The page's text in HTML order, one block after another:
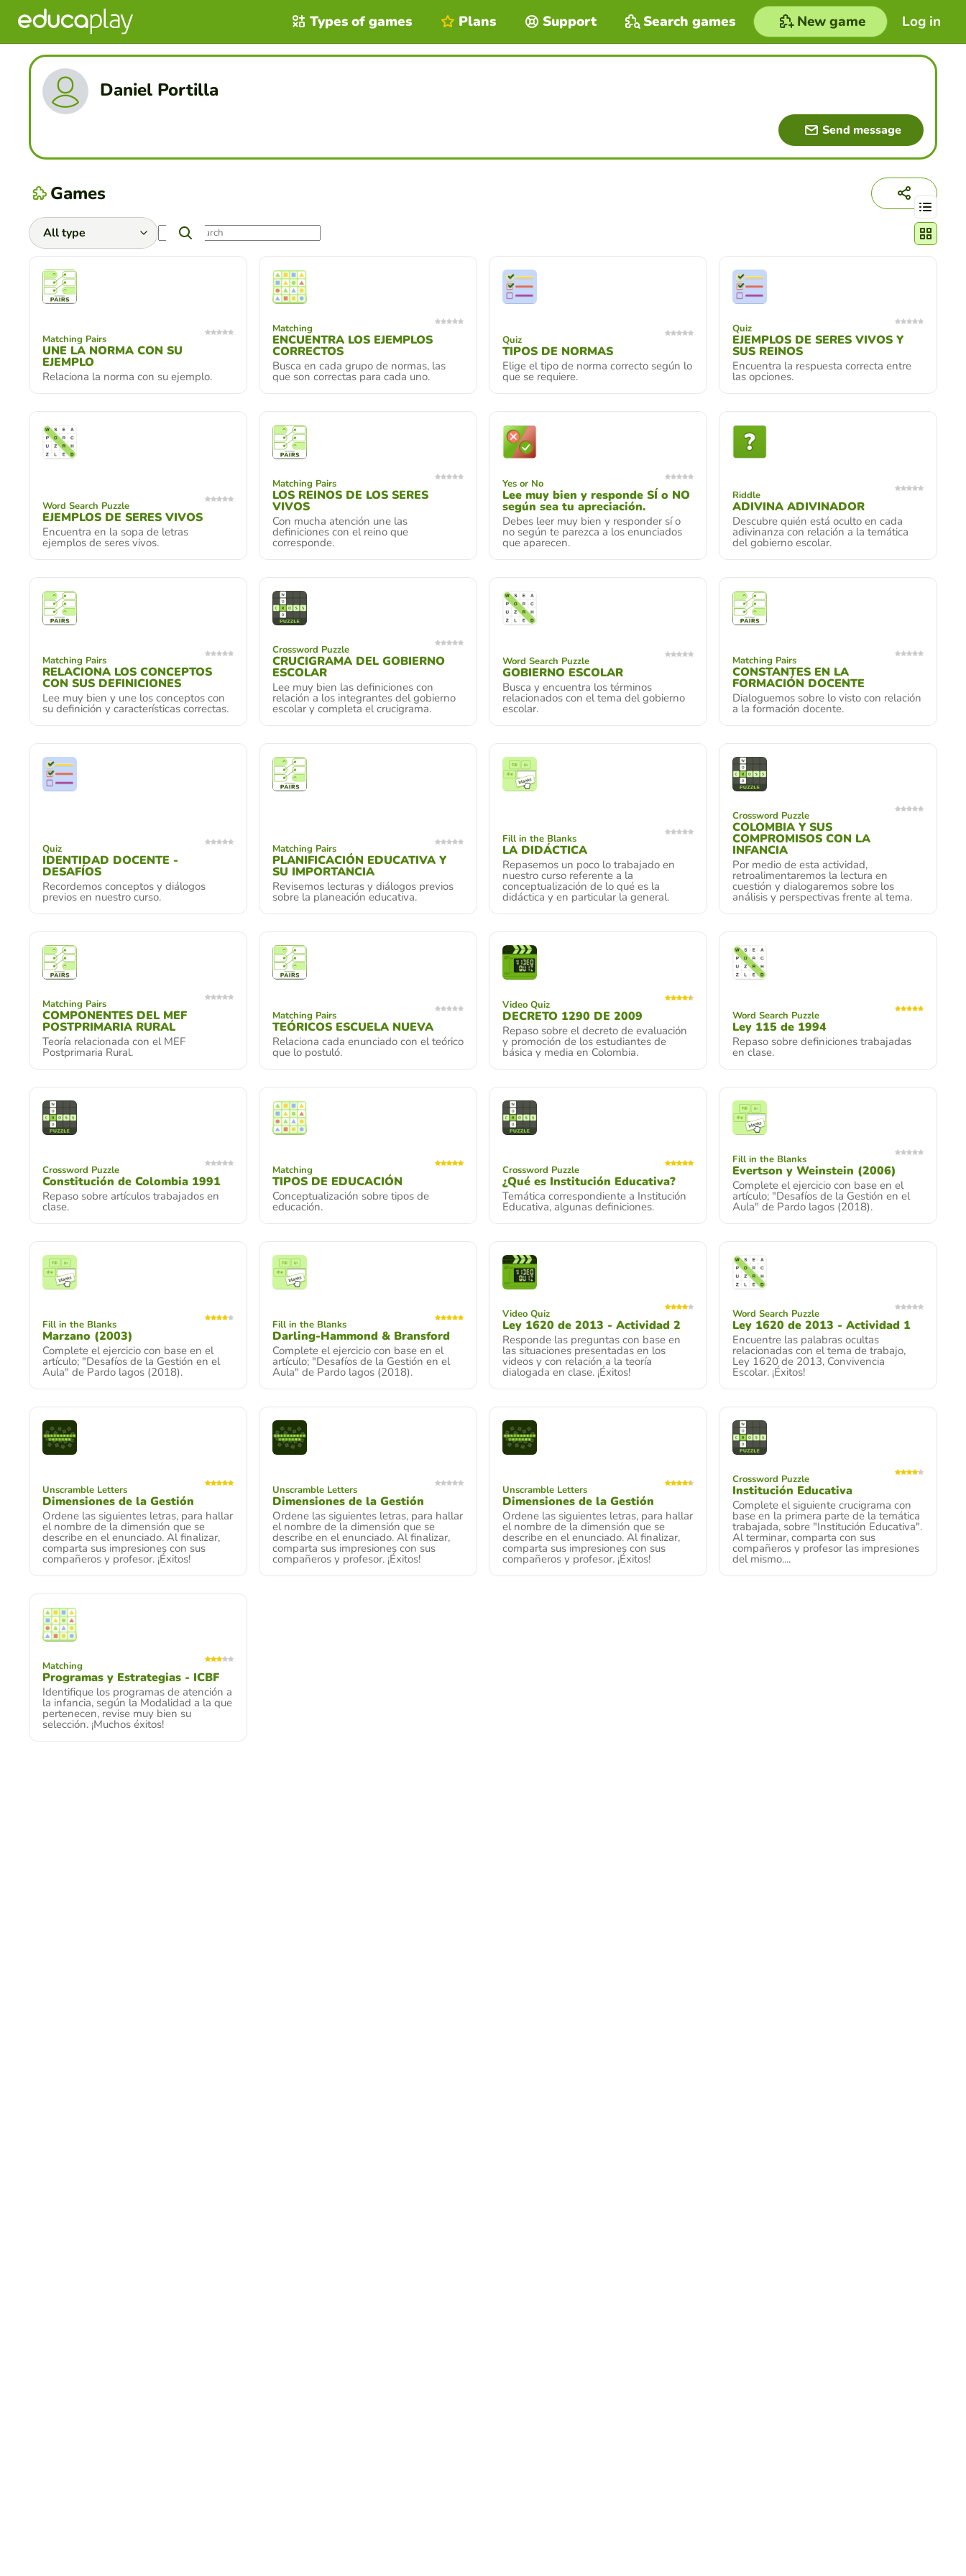
Log in
Types of games Plans Support Search games New game
Daniel Portilla
Send message
Games Change
Matching Pairs
UNE LA NORMA CON SU
EJEMPLO
Relaciona la norma con su ejemplo.
Matching
ENCUENTRA LOS EJEMPLOS
CORRECTOS
Busca en cada grupo de normas, las
que son correctas para cada uno.
Quiz
TIPOS DE NORMAS
Elige el tipo de norma correcto según lo
que se requiere.
Quiz
EJEMPLOS DE SERES VIVOS Y
SUS REINOS
Encuentra la respuesta correcta entre
las opciones.
Word Search Puzzle
EJEMPLOS DE SERES VIVOS
Encuentra en la sopa de letras
ejemplos de seres vivos.
Matching Pairs
LOS REINOS DE LOS SERES
VIVOS
Con mucha atención une las
definiciones con el reino que
corresponde.
Yes or No
Lee muy bien y responde SÍ o NO
según sea tu apreciación.
Debes leer muy bien y responder sí o
no según te parezca a los enunciados
que aparecen.
Riddle
ADIVINA ADIVINADOR
Descubre quién está oculto en cada
adivinanza con relación a la temática
del gobierno escolar.
Matching Pairs
RELACIONA LOS CONCEPTOS
CON SUS DEFINICIONES
Lee muy bien y une los conceptos con
su definición y características correctas.
Crossword Puzzle
CRUCIGRAMA DEL GOBIERNO
ESCOLAR
Lee muy bien las definiciones con
relación a los integrantes del gobierno
escolar y completa el crucigrama.
Word Search Puzzle
GOBIERNO ESCOLAR
Busca y encuentra los términos
relacionados con el tema del gobierno
escolar.
Matching Pairs
CONSTANTES EN LA
FORMACIÓN DOCENTE
Dialoguemos sobre lo visto con relación
a la formación docente.
Quiz
IDENTIDAD DOCENTE -
DESAFÍOS
Recordemos conceptos y diálogos
previos en nuestro curso.
Matching Pairs
PLANIFICACIÓN EDUCATIVA Y
SU IMPORTANCIA
Revisemos lecturas y diálogos previos
sobre la planeación educativa.
Fill in the Blanks
LA DIDÁCTICA
Repasemos un poco lo trabajado en
nuestro curso referente a la
conceptualización de lo qué es la
didáctica y en particular la general.
Crossword Puzzle
COLOMBIA Y SUS
COMPROMISOS CON LA
INFANCIA
Por medio de esta actividad,
retroalimentaremos la lectura en
cuestión y dialogaremos sobre los
análisis y perspectivas frente al tema.
Matching Pairs
COMPONENTES DEL MEF
POSTPRIMARIA RURAL
Teoría relacionada con el MEF
Postprimaria Rural.
Matching Pairs
TEÓRICOS ESCUELA NUEVA
Relaciona cada enunciado con el teórico
que lo postuló.
Video Quiz
DECRETO 1290 DE 2009
Repaso sobre el decreto de evaluación
y promoción de los estudiantes de
básica y media en Colombia.
Word Search Puzzle
Ley 115 de 1994
Repaso sobre definiciones trabajadas
en clase.
Crossword Puzzle
Constitución de Colombia 1991
Repaso sobre artículos trabajados en
clase.
Matching
TIPOS DE EDUCACIÓN
Conceptualización sobre tipos de
educación.
Crossword Puzzle
¿Qué es Institución Educativa?
Temática correspondiente a Institución
Educativa, algunas definiciones.
Fill in the Blanks
Evertson y Weinstein (2006)
Complete el ejercicio con base en el
artículo; "Desafíos de la Gestión en el
Aula" de Pardo lagos (2018).
Fill in the Blanks
Marzano (2003)
Complete el ejercicio con base en el
artículo; "Desafíos de la Gestión en el
Aula" de Pardo lagos (2018).
Fill in the Blanks
Darling-Hammond & Bransford
Complete el ejercicio con base en el
artículo; "Desafíos de la Gestión en el
Aula" de Pardo lagos (2018).
Video Quiz
Ley 1620 de 2013 - Actividad 2
Responde las preguntas con base en
las situaciones presentadas en los
videos y con relación a la teoría
dialogada en clase. ¡Éxitos!
Word Search Puzzle
Ley 1620 de 2013 - Actividad 1
Encuentre las palabras ocultas
relacionadas con el tema de trabajo,
Ley 1620 de 2013, Convivencia
Escolar. ¡Éxitos!
Unscramble Letters
Dimensiones de la Gestión
Ordene las siguientes letras, para hallar
el nombre de la dimensión que se
describe en el enunciado. Al finalizar,
comparta sus impresiones con sus
compañeros y profesor. ¡Éxitos!
Unscramble Letters
Dimensiones de la Gestión
Ordene las siguientes letras, para hallar
el nombre de la dimensión que se
describe en el enunciado. Al finalizar,
comparta sus impresiones con sus
compañeros y profesor. ¡Éxitos!
Unscramble Letters
Dimensiones de la Gestión
Ordene las siguientes letras, para hallar
el nombre de la dimensión que se
describe en el enunciado. Al finalizar,
comparta sus impresiones con sus
compañeros y profesor. ¡Éxitos!
Crossword Puzzle
Institución Educativa
Complete el siguiente crucigrama con
base en la primera parte de la temática
trabajada, sobre "Institución Educativa".
Al terminar, comparta con sus
compañeros y profesor las impresiones
del mismo....
Matching
Programas y Estrategias - ICBF
Identifique los programas de atención a
la infancia, según la Modalidad a la que
pertenecen, revise muy bien su
selección. ¡Muchos éxitos!